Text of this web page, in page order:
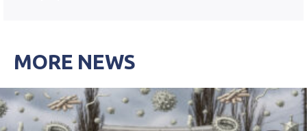
MORE NEWS